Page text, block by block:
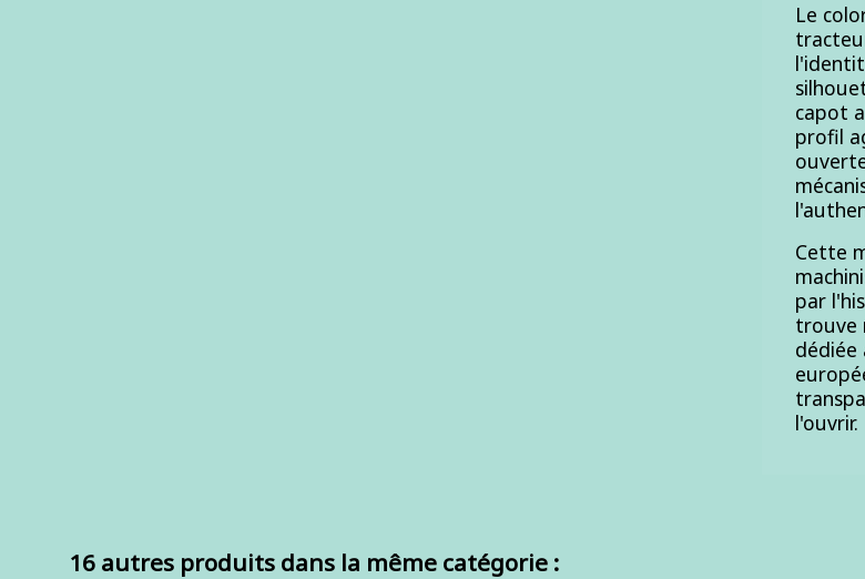
Le
capot
profil
Cette
par
trouve
dédiée
l'ouvrir.
16 autres produits dans la même catégorie :